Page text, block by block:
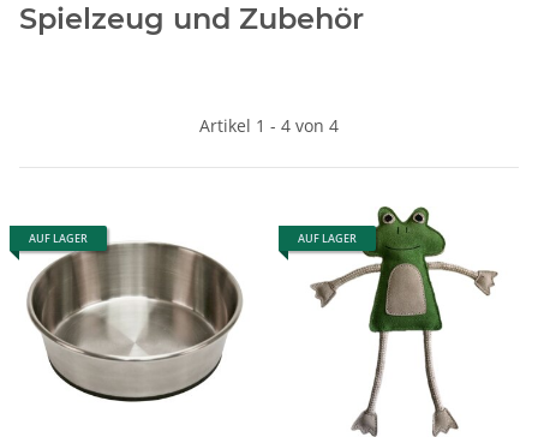
Spielzeug und Zubehör
Artikel 1 - 4 von 4
AUF LAGER AUF LAGER